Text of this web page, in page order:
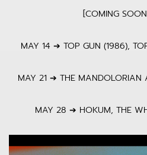
[COMING
MAY 14 ➔ TOP GUN (1986),
MAY 21 ➔ THE MANDOLORIAN
MAY 28 ➔ HOKUM, THE